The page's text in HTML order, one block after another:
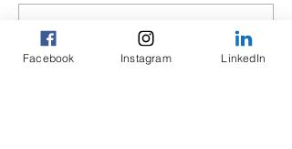
Kommentar verfassen...
Facebook Instagram LinkedIn